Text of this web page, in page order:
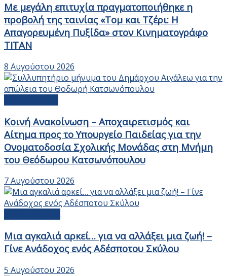
Με μεγάλη επιτυχία πραγματοποιήθηκε η
προβολή της ταινίας «Τομ και Τζέρι: Η
Απαγορευμένη Πυξίδα» στον Κινηματογράφο
ΤΙΤΑΝ
8 Αυγούστου 2026
Κοινή Ανακοίνωση – Αποχαιρετισμός και
Αίτημα προς το Υπουργείο Παιδείας για την
Ονοματοδοσία Σχολικής Μονάδας στη Μνήμη
του Θεόδωρου Κατσωνόπουλου
7 Αυγούστου 2026
Μια αγκαλιά αρκεί… για να αλλάξει μια ζωή! –
Γίνε Ανάδοχος ενός Αδέσποτου Σκύλου
5 Αυγούστου 2026